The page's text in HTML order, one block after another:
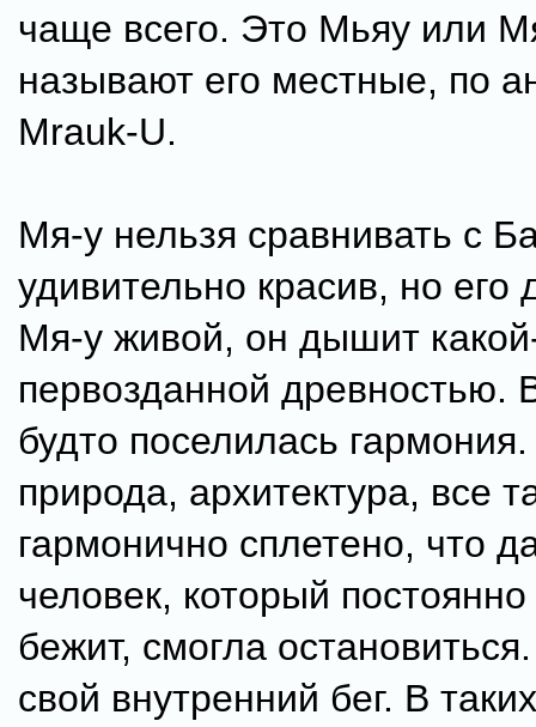
чаще всего. Это Мьяу или
называют его местные, по
Mrauk-U.
Мя-у нельзя сравнивать с
удивительно красив, но
Мя-у живой, он дышит
первозданной древностью.
будто поселилась
природа, архитектура, все
гармонично сплетено, что
человек, который постоянно
бежит, смогла
свой внутренний бег. В